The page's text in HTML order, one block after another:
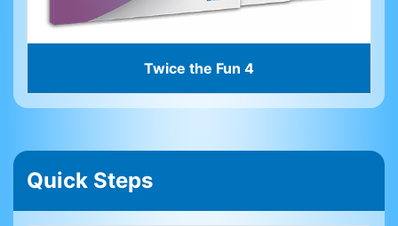
Twice the Fun 4
Quick Steps